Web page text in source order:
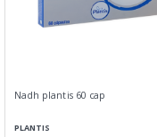
Nadh plantis 60 cap
PLANTIS